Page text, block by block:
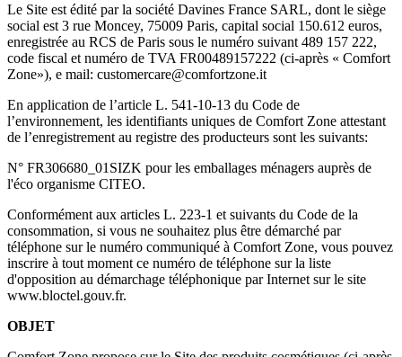
Le Site est édité par la société Davines France SARL, dont le siège
social est 3 rue Moncey, 75009 Paris, capital social 150.612 euros,
enregistrée au RCS de Paris sous le numéro suivant 489 157 222,
code fiscal et numéro de TVA FR00489157222 (ci-après « Comfort
Zone»), e mail: customercare@comfortzone.it
En application de l’article L. 541-10-13 du Code de
l’environnement, les identifiants uniques de Comfort Zone attestant
de l’enregistrement au registre des producteurs sont les suivants:
N° FR306680_01SIZK pour les emballages ménagers auprès de
l'éco organisme CITEO.
Conformément aux articles L. 223-1 et suivants du Code de la
consommation, si vous ne souhaitez plus être démarché par
téléphone sur le numéro communiqué à Comfort Zone, vous pouvez
inscrire à tout moment ce numéro de téléphone sur la liste
d'opposition au démarchage téléphonique par Internet sur le site
www.bloctel.gouv.fr.
OBJET